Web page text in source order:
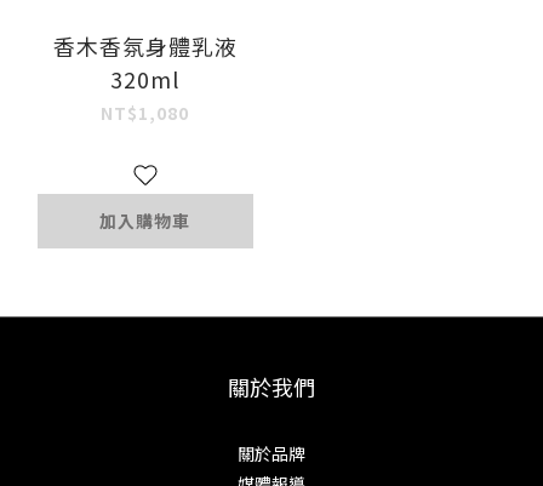
香木香氛身體乳液
320ml
NT$1,080
加入購物車
關於我們
關於品牌